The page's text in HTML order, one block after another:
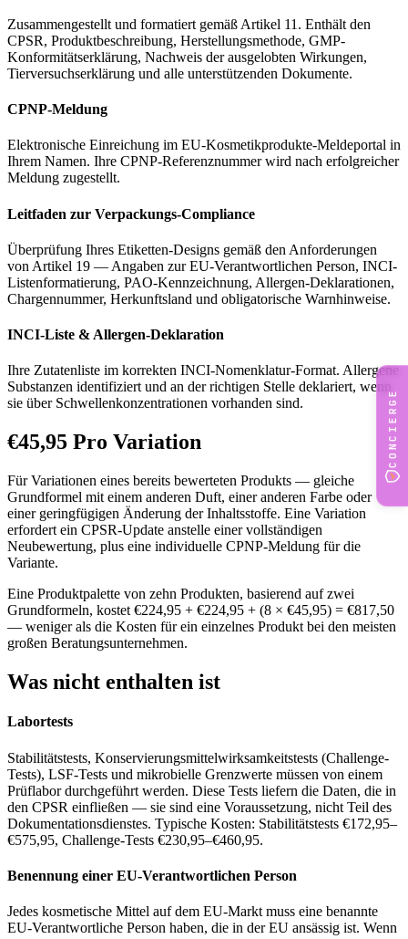
Zusammengestellt und formatiert gemäß Artikel 11. Enthält den
CPSR, Produktbeschreibung, Herstellungsmethode, GMP-
Konformitätserklärung, Nachweis der ausgelobten Wirkungen,
Tierversuchserklärung und alle unterstützenden Dokumente.
CPNP-Meldung
Elektronische Einreichung im EU-Kosmetikprodukte-Meldeportal in
Ihrem Namen. Ihre CPNP-Referenznummer wird nach erfolgreicher
Meldung zugestellt.
Leitfaden zur Verpackungs-Compliance
Überprüfung Ihres Etiketten-Designs gemäß den Anforderungen
von Artikel 19 — Angaben zur EU-Verantwortlichen Person, INCI-
Listenformatierung, PAO-Kennzeichnung, Allergen-Deklarationen,
Chargennummer, Herkunftsland und obligatorische Warnhinweise.
INCI-Liste & Allergen-Deklaration
Ihre Zutatenliste im korrekten INCI-Nomenklatur-Format. Allergene
Substanzen identifiziert und an der richtigen Stelle deklariert, wenn
sie über Schwellenkonzentrationen vorhanden sind.
€45,95 Pro Variation
Für Variationen eines bereits bewerteten Produkts — gleiche
Grundformel mit einem anderen Duft, einer anderen Farbe oder
einer geringfügigen Änderung der Inhaltsstoffe. Eine Variation
erfordert ein CPSR-Update anstelle einer vollständigen
Neubewertung, plus eine individuelle CPNP-Meldung für die
Variante.
Eine Produktpalette von zehn Produkten, basierend auf zwei
Grundformeln, kostet €224,95 + €224,95 + (8 × €45,95) = €817,50
— weniger als die Kosten für ein einzelnes Produkt bei den meisten
großen Beratungsunternehmen.
Was nicht enthalten ist
Labortests
Stabilitätstests, Konservierungsmittelwirksamkeitstests (Challenge-
Tests), LSF-Tests und mikrobielle Grenzwerte müssen von einem
Prüflabor durchgeführt werden. Diese Tests liefern die Daten, die in
den CPSR einfließen — sie sind eine Voraussetzung, nicht Teil des
Dokumentationsdienstes. Typische Kosten: Stabilitätstests €172,95–
€575,95, Challenge-Tests €230,95–€460,95.
Benennung einer EU-Verantwortlichen Person
Jedes kosmetische Mittel auf dem EU-Markt muss eine benannte
EU-Verantwortliche Person haben, die in der EU ansässig ist. Wenn
CONCIERGE